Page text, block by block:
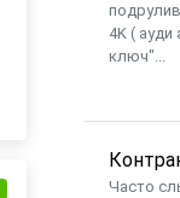
4K (
ключ"...
Часто